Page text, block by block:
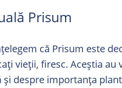
Prisum
că Prisum este
vieții, firesc. Aceștia au
despre importanța